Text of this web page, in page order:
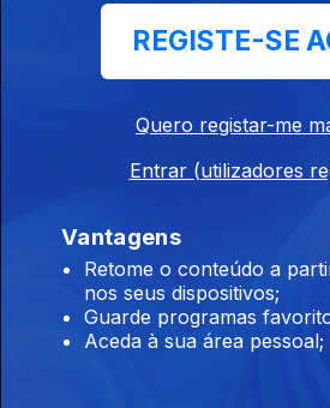
REGISTE-SE
Quero registar-me
Entrar (utilizadores
Vantagens
Retome o conteúdo a
nos seus dispositivos;
Guarde programas
Aceda à sua área pessoal;